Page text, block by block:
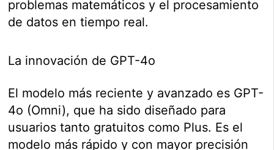
problemas matemáticos y el procesamiento
de datos en tiempo real.
La innovación de GPT-4o
El modelo más reciente y avanzado es GPT-
4o (Omni), que ha sido diseñado para
usuarios tanto gratuitos como Plus. Es el
modelo más rápido y con mayor precisión